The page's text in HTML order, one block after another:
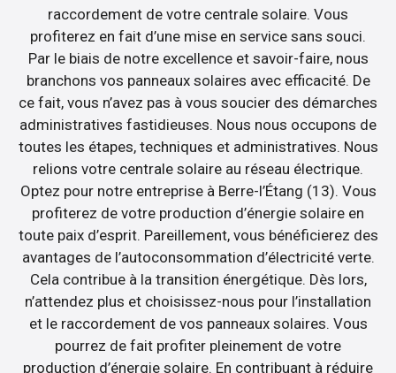
raccordement de votre centrale solaire. Vous
profiterez en fait d’une mise en service sans souci.
Par le biais de notre excellence et savoir-faire, nous
branchons vos panneaux solaires avec efficacité. De
ce fait, vous n’avez pas à vous soucier des démarches
administratives fastidieuses. Nous nous occupons de
toutes les étapes, techniques et administratives. Nous
relions votre centrale solaire au réseau électrique.
Optez pour notre entreprise à Berre-l’Étang (13). Vous
profiterez de votre production d’énergie solaire en
toute paix d’esprit. Pareillement, vous bénéficierez des
avantages de l’autoconsommation d’électricité verte.
Cela contribue à la transition énergétique. Dès lors,
n’attendez plus et choisissez-nous pour l’installation
et le raccordement de vos panneaux solaires. Vous
pourrez de fait profiter pleinement de votre
production d’énergie solaire. En contribuant à réduire